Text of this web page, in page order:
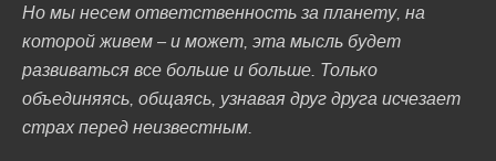
Но мы несем ответственность за планету, на
которой живем – и может, эта мысль будет
развиваться все больше и больше. Только
объединяясь, общаясь, узнавая друг друга исчезает
страх перед неизвестным.